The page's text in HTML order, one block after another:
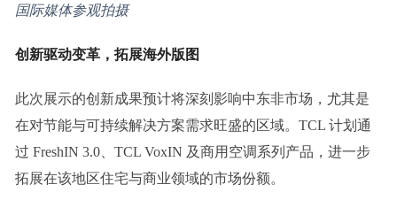
国际媒体参观拍摄
创新驱动变革，拓展海外版图
此次展示的创新成果预计将深刻影响中东非市场，尤其是
在对节能与可持续解决方案需求旺盛的区域。TCL 计划通
过 FreshIN 3.0、TCL VoxIN 及商用空调系列产品，进一步
拓展在该地区住宅与商业领域的市场份额。